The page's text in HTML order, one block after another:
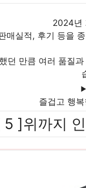
2024년
매실적, 후기 등을
던 만큼 여러 품질
즐겁고 행
]위까지